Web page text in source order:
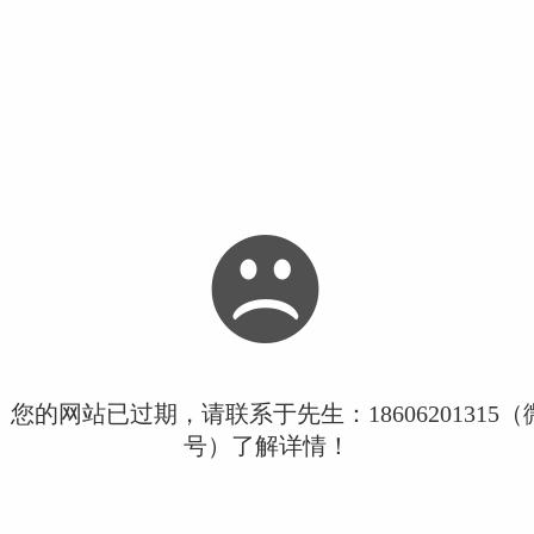
您的网站已过期，请联系于先生：18606201315（
号）了解详情！